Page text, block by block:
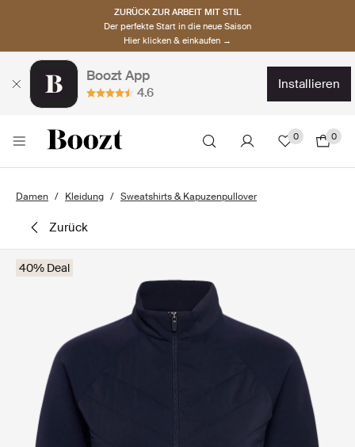
ZURÜCK ZUR ARBEIT MIT STIL
Der perfekte Start in die neue Saison
Hier klicken & einkaufen →
Boozt App
4.6
installieren
0 0
Damen Kleidung Sweatshirts & Kapuzenpullover
zurück
40% Deal